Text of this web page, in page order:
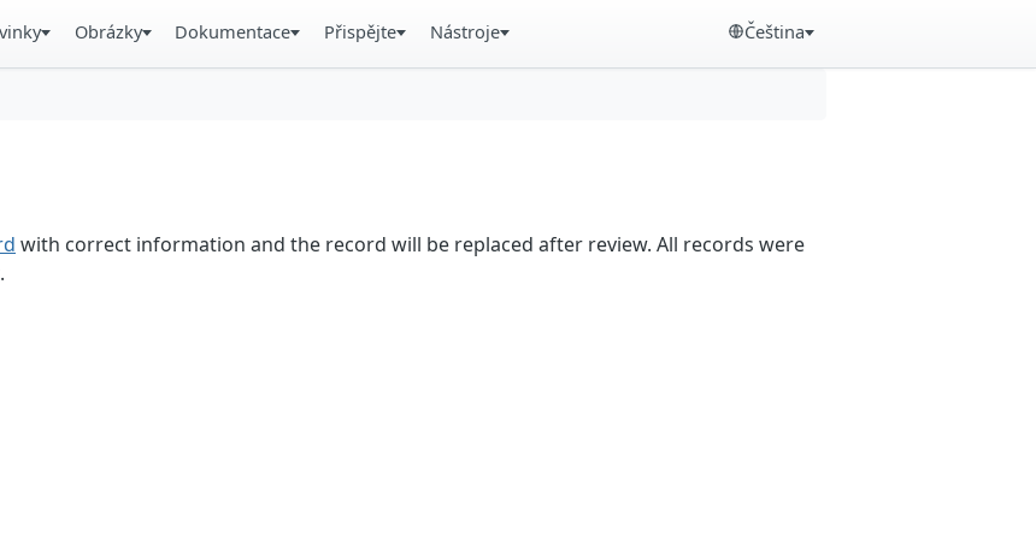
Obrázky Dokumentace Přispějte Nástroje Čeština
with correct information and the record will be replaced after review. All records were